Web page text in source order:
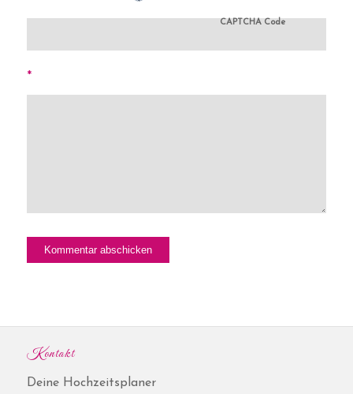
CAPTCHA Code
*
Kontakt
Deine Hochzeitsplaner